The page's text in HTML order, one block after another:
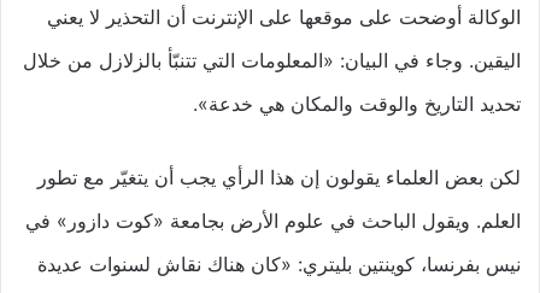
الوكالة أوضحت على موقعها على الإنترنت أن التحذير لا يعني
اليقين. وجاء في البيان: «المعلومات التي تتنبّأ بالزلازل من خلال
تحديد التاريخ والوقت والمكان هي خدعة».
لكن بعض العلماء يقولون إن هذا الرأي يجب أن يتغيّر مع تطور
العلم. ويقول الباحث في علوم الأرض بجامعة «كوت دازور» في
نيس بفرنسا، كوينتين بليتري: «كان هناك نقاش لسنوات عديدة